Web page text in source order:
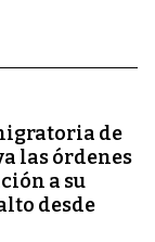
de
las órdenes
a su
desde